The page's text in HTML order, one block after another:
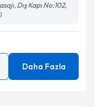
Dış Kapı No:102,
Daha Fazla